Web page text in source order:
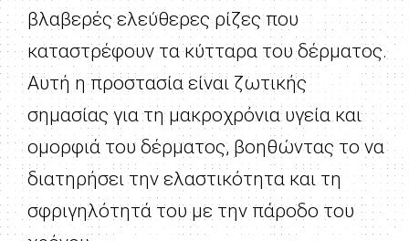
βλαβερές ελεύθερες ρίζες που
καταστρέφουν τα κύτταρα του δέρματος.
Αυτή η προστασία είναι ζωτικής
σημασίας για τη μακροχρόνια υγεία και
ομορφιά του δέρματος, βοηθώντας το να
διατηρήσει την ελαστικότητα και τη
σφριγηλότητά του με την πάροδο του